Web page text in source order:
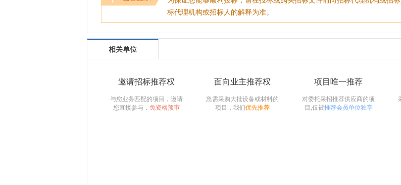
标代理机构或招标人的解释为准。
相关单位
邀请招标推荐权
与您业务匹配的项目，邀请
您直接参与， 免资格预审
面向业主推荐权
急需采购大批设备或材料的
项目，我们优先推荐
项目唯一推荐
对委托采招推荐供应商的项
目,仅被推荐会员单位独享